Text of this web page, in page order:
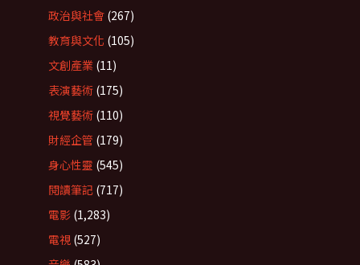
政治與社會 (267)
教育與文化 (105)
文創產業 (11)
表演藝術 (175)
視覺藝術 (110)
財經企管 (179)
身心性靈 (545)
閱讀筆記 (717)
電影 (1,283)
電視 (527)